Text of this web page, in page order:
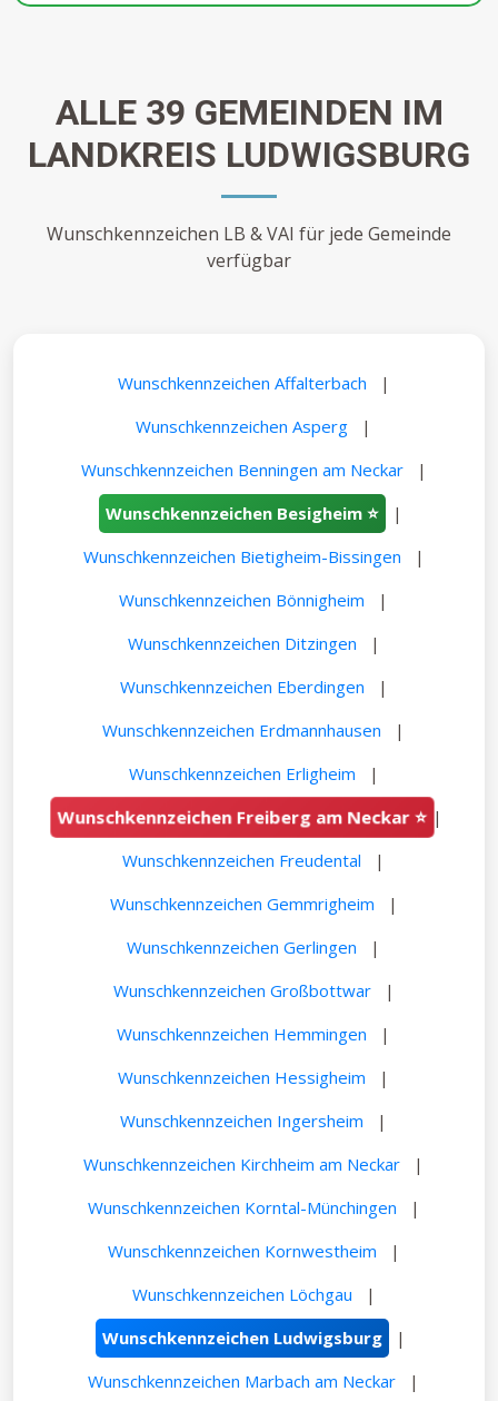
ALLE 39 GEMEINDEN IM
LANDKREIS LUDWIGSBURG
Wunschkennzeichen LB & VAI für jede Gemeinde
verfügbar
Wunschkennzeichen Affalterbach
|
Wunschkennzeichen Asperg
|
Wunschkennzeichen Benningen am Neckar
|
Wunschkennzeichen Besigheim ⭐
|
Wunschkennzeichen Bietigheim-Bissingen
|
Wunschkennzeichen Bönnigheim
|
Wunschkennzeichen Ditzingen
|
Wunschkennzeichen Eberdingen
|
Wunschkennzeichen Erdmannhausen
|
Wunschkennzeichen Erligheim
|
Wunschkennzeichen Freiberg am Neckar ⭐
|
Wunschkennzeichen Freudental
|
Wunschkennzeichen Gemmrigheim
|
Wunschkennzeichen Gerlingen
|
Wunschkennzeichen Großbottwar
|
Wunschkennzeichen Hemmingen
|
Wunschkennzeichen Hessigheim
|
Wunschkennzeichen Ingersheim
|
Wunschkennzeichen Kirchheim am Neckar
|
Wunschkennzeichen Korntal-Münchingen
|
Wunschkennzeichen Kornwestheim
|
Wunschkennzeichen Löchgau
|
Wunschkennzeichen Ludwigsburg
|
Wunschkennzeichen Marbach am Neckar
|